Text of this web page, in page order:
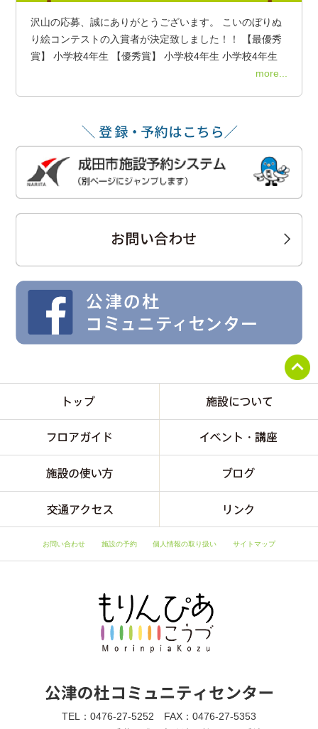
沢山の応募、誠にありがとうございます。 こいのぼりぬ
り絵コンテストの入賞者が決定致しました！！ 【最優秀
賞】 小学校4年生 【優秀賞】 小学校4年生 小学校4年生
more...
お問い合わせ 施設の予約 個人情報の取り扱い サイトマップ
TEL：0476-27-5252 FAX：0476-27-5353